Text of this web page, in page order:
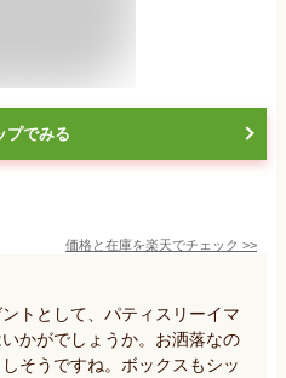
プでみる
価格と在庫を楽天でチェック >>
トとして、パティスリーイマ
かがでしょうか。お洒落なの
そうですね。ボックスもシッ